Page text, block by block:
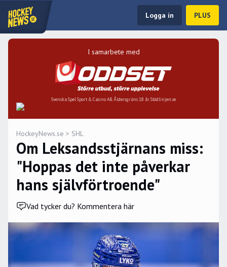
Logga in PLUS
I samarbete med
Svenska Spel Sport & Casino AB. Åldersgräns 18 år. Stödlinjen.se
HockeyNews.se > SHL
Om Leksandsstjärnans miss:
"Hoppas det inte påverkar
hans självförtroende"
Vad tycker du? Kommentera här